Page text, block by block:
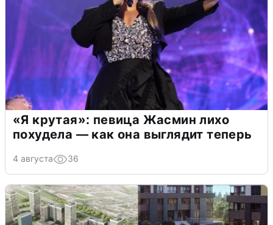
«Я крутая»: певица Жасмин лихо
похудела — как она выглядит теперь
4 августа 36